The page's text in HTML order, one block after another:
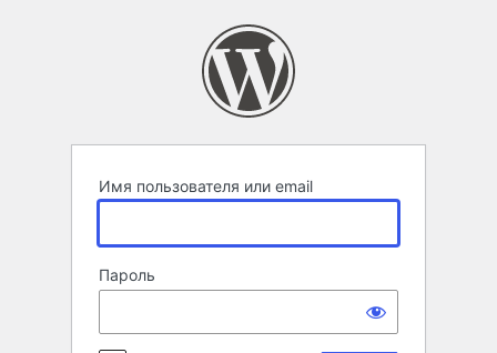
Имя пользователя или email
Пароль